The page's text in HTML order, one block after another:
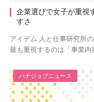
企業選びで女子が重視
すさ
アイデム 人と仕事研究所
最も重視するのは「事業
ハナジョブニュース